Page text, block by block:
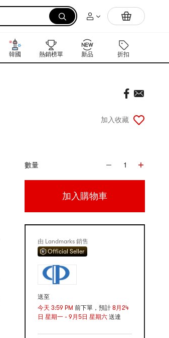
拉麵
韓國 熱銷榜單 新品 折扣
加入收藏
數量 1
加入購物車
由 Landmarks 銷售
Official Seller
送至
今天 3:59 PM 前下單，預計 8月24
日 星期一 - 9月5日 星期六 送達